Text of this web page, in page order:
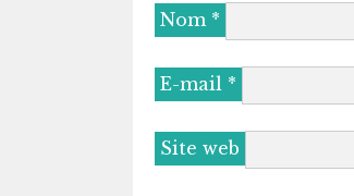
Nom *
E-mail *
Site web